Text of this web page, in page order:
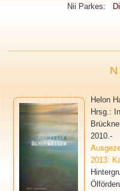
Nii Parkes:
Helon
Hrsg.:
2010.-
2013: